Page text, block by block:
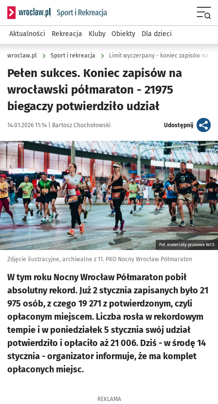
Serwis informacyjny wroclaw.pl podserwis: Sport i rekreacja
Aktualności Rekreacja Kluby Obiekty Dla dzieci
wroclaw.pl Sport i rekreacja Limit wyczerpany - koniec zapisów na
Pełen sukces. Koniec zapisów na
wrocławski półmaraton - 21975
biegaczy potwierdziło udział
Data publikacji:
14.01.2026 11:14 | Autor:
Bartosz Chochołowski Udostępnijartykuł
Kliknij, aby powiększyć
Fot. materiały prasowe WCS
Zdjęcie ilustracyjne, archiwalne z 11. PKO Nocny Wrocław Półmaraton
W tym roku Nocny Wrocław Półmaraton pobił
absolutny rekord. Już 2 stycznia zapisanych było 21
975 osób, z czego 19 271 z potwierdzonym, czyli
opłaconym miejscem. Liczba rosła w rekordowym
tempie i w poniedziałek 5 stycznia swój udział
potwierdziło i opłaciło aż 21 006. Dziś - w środę 14
stycznia - organizator informuje, że ma komplet
opłaconych miejsc.
REKLAMA